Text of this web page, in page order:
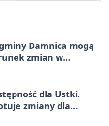
Damnica mogą
zmian w
dla Ustki.
zmiany dla